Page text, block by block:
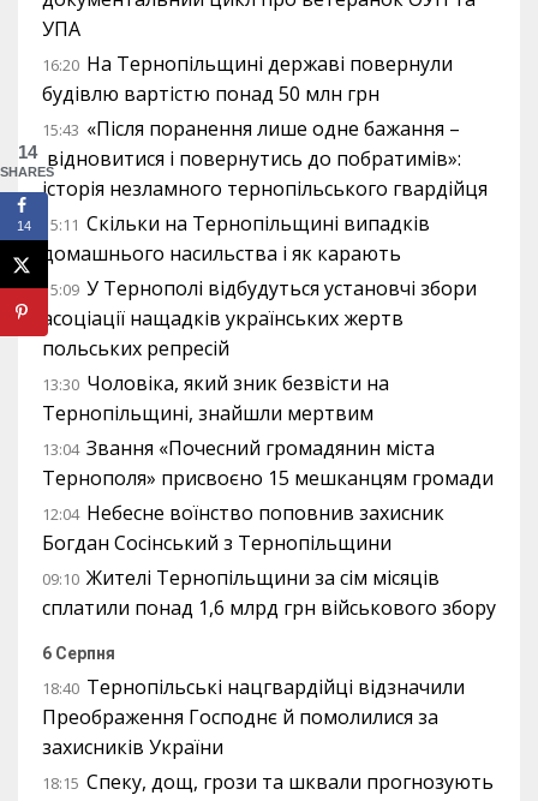
УПА
16:20 На Тернопільщині державі повернули
будівлю вартістю понад 50 млн грн
15:43 «Після поранення лише одне бажання –
відновитися і повернутись до побратимів»:
історія незламного тернопільського гвардійця
15:11 Скільки на Тернопільщині випадків
домашнього насильства і як карають
15:09 У Тернополі відбудуться установчі збори
асоціації нащадків українських жертв
польських репресій
13:30 Чоловіка, який зник безвісти на
Тернопільщині, знайшли мертвим
13:04 Звання «Почесний громадянин міста
Тернополя» присвоєно 15 мешканцям громади
12:04 Небесне воїнство поповнив захисник
Богдан Сосінський з Тернопільщини
09:10 Жителі Тернопільщини за сім місяців
сплатили понад 1,6 млрд грн військового збору
6 Серпня
18:40 Тернопільські нацгвардійці відзначили
Преображення Господнє й помолилися за
захисників України
18:15 Спеку, дощ, грози та шквали прогнозують
14
SHARES
14